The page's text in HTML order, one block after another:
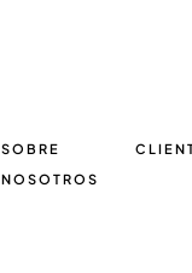
SOBRE
NOSOTROS